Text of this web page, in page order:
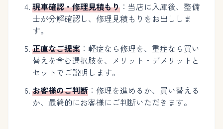
現車確認・修理見積もり ：当店に入庫後、整備
士が分解確認し、修理見積もりをお出ししま
す。
正直なご提案 ：軽症なら修理を、重症なら買い
替えを含む選択肢を、メリット・デメリットと
セットでご説明します。
お客様のご判断 ：修理を進めるか、買い替える
か、最終的にお客様にご判断いただきます。